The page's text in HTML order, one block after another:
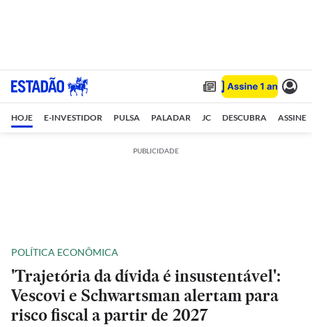
HOJE E-INVESTIDOR PULSA PALADAR JC DESCUBRA ASSINE
PUBLICIDADE
POLÍTICA ECONÔMICA
'Trajetória da dívida é insustentável':
Vescovi e Schwartsman alertam para
risco fiscal a partir de 2027